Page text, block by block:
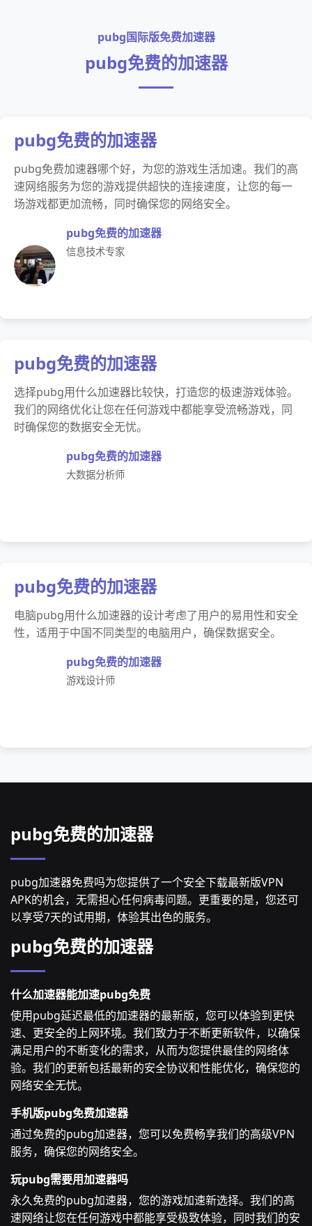
pubg国际版免费加速器
pubg免费的加速器
pubg免费的加速器
pubg免费加速器哪个好，为您的游戏生活加速。我们的高
速网络服务为您的游戏提供超快的连接速度，让您的每一
场游戏都更加流畅，同时确保您的网络安全。
pubg免费的加速器
信息技术专家
pubg免费的加速器
选择pubg用什么加速器比较快，打造您的极速游戏体验。
我们的网络优化让您在任何游戏中都能享受流畅游戏，同
时确保您的数据安全无忧。
pubg免费的加速器
大数据分析师
pubg免费的加速器
电脑pubg用什么加速器的设计考虑了用户的易用性和安全
性，适用于中国不同类型的电脑用户，确保数据安全。
pubg免费的加速器
游戏设计师
pubg免费的加速器
pubg加速器免费吗为您提供了一个安全下载最新版VPN
APK的机会，无需担心任何病毒问题。更重要的是，您还可
以享受7天的试用期，体验其出色的服务。
pubg免费的加速器
什么加速器能加速pubg免费
使用pubg延迟最低的加速器的最新版，您可以体验到更快
速、更安全的上网环境。我们致力于不断更新软件，以确保
满足用户的不断变化的需求，从而为您提供最佳的网络体
验。我们的更新包括最新的安全协议和性能优化，确保您的
网络安全无忧。
手机版pubg免费加速器
通过免费的pubg加速器，您可以免费畅享我们的高级VPN
服务，确保您的网络安全。
玩pubg需要用加速器吗
永久免费的pubg加速器，您的游戏加速新选择。我们的高
速网络让您在任何游戏中都能享受极致体验，同时我们的安